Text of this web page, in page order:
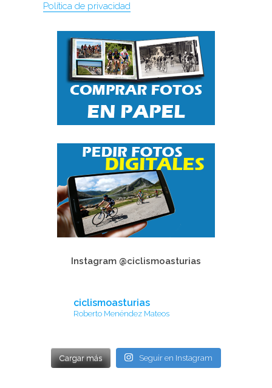
Política de privacidad
Instagram @ciclismoasturias
ciclismoasturias
Roberto Menéndez Mateos
Cargar más Seguir en Instagram